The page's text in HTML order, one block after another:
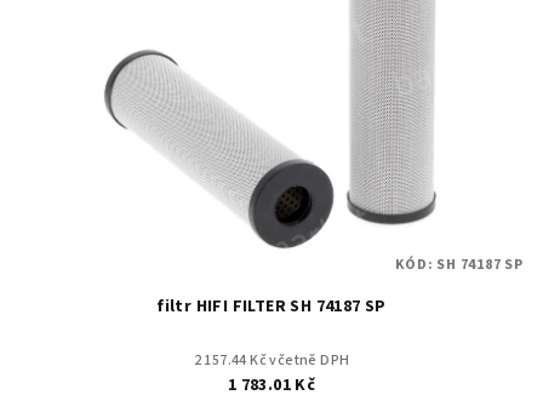
filtr HIFI FILTER SH 74187 SP
2 157.44 Kč včetně DPH
1 783.01 Kč
KÓD: SH 74187 SP